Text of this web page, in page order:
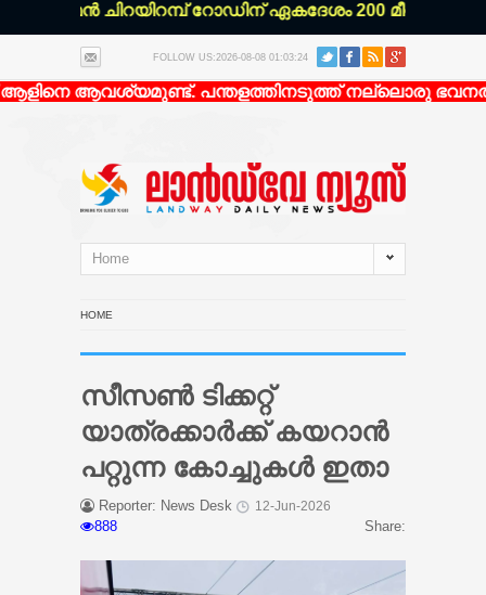
ചിറയിറമ്പ് റോഡിന് ഏകദേശം 200 മീറ്റർ ഉള്ളിൽ
FOLLOW US:2026-08-08 01:03:24
ആവശ്യമുണ്ട്. പന്തളത്തിനടുത്ത് നല്ലൊരു
Home
HOME
സീസൺ ടിക്കറ്റ്
യാത്രക്കാർക്ക് കയറാൻ
പറ്റുന്ന കോച്ചുകൾ ഇതാ
Reporter: News Desk 12-Jun-2026
888 Share: